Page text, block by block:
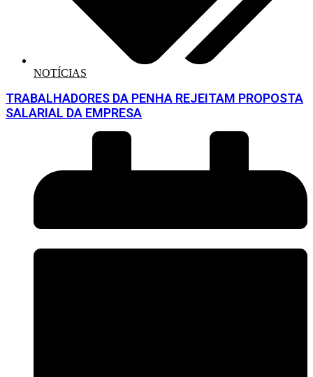
NOTÍCIAS
TRABALHADORES DA PENHA REJEITAM PROPOSTA
SALARIAL DA EMPRESA